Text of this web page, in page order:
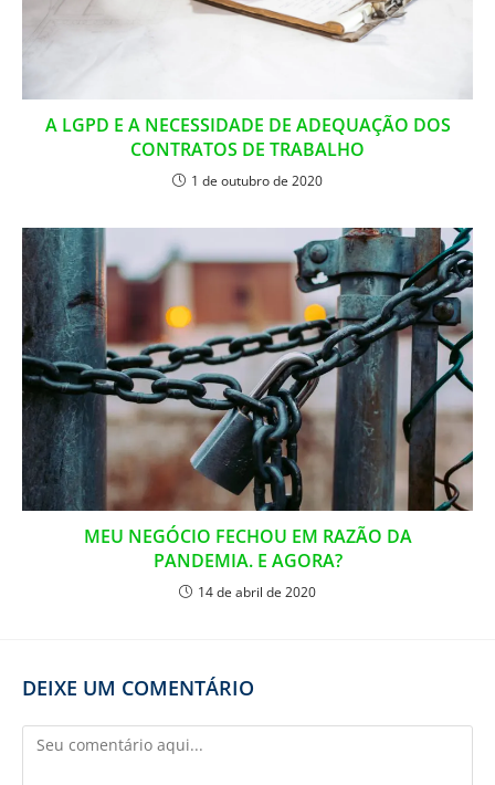
A LGPD E A NECESSIDADE DE ADEQUAÇÃO DOS
CONTRATOS DE TRABALHO
1 de outubro de 2020
MEU NEGÓCIO FECHOU EM RAZÃO DA
PANDEMIA. E AGORA?
14 de abril de 2020
DEIXE UM COMENTÁRIO